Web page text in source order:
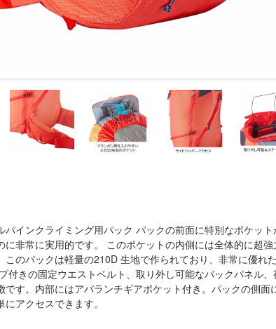
インクライミング用パック パックの前面に特別なポケッ
非常に実用的です。 このポケットの内側には全体的に超
のパックは軽量の210D 生地で作られており、非常に優れ
付きの固定ウエストベルト、取り外し可能なバックパネル
です。内部にはアバランチギアポケット付き。パックの側面
アクセスできます。